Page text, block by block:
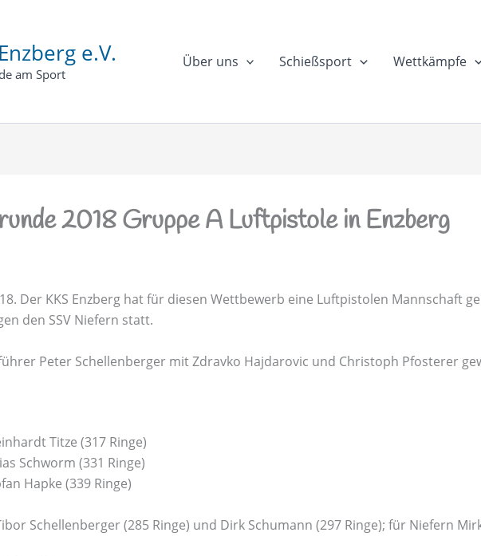
e.V.
am Sport
Über uns Schießsport Wettkämpfe
2018 Gruppe A Luftpistole in Enzberg
Der KKS Enzberg hat für diesen Wettbewerb eine Luftpistolen Mannschaft
den SSV Niefern statt.
Peter Schellenberger mit Zdravko Hajdarovic und Christoph Pfosterer
Titze (317 Ringe)
Schworm (331 Ringe)
Hapke (339 Ringe)
Schellenberger (285 Ringe) und Dirk Schumann (297 Ringe); für Niefern